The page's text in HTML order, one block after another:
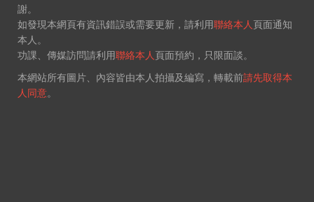
謝。
如發現本網頁有資訊錯誤或需要更新，請利用聯絡本人 頁面通知
本人。
功課、傳媒訪問請利用聯絡本人 頁面預約，只限面談。
本網站所有圖片、內容皆由本人拍攝及編寫，轉載前請先取得本
人同意。